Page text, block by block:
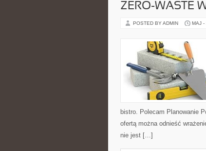
ZERO-WASTE
POSTED BY ADMIN MAJ -
bistro. Polecam Planowanie
ofertą można odnieść
nie jest […]